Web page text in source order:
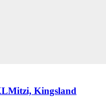
Kingsland